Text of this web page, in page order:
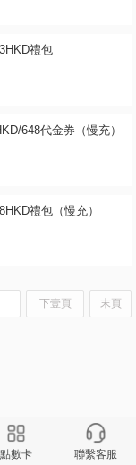
禮包
648代金券（慢充）
禮包（慢充）
下壹頁 末頁
點數卡 聯繫客服